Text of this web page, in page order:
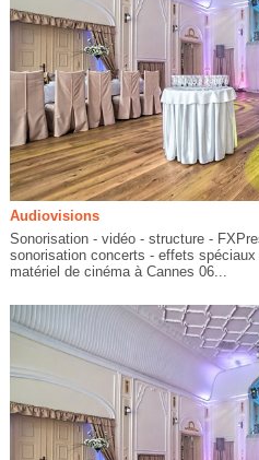
Audiovisions
Sonorisation - vidéo - structure -
sonorisation concerts - effets
matériel de cinéma à Cannes 06...